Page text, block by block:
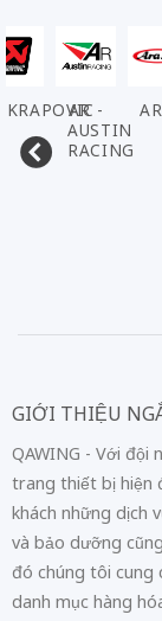
AR -
AUSTIN
RACING
GIỚI THIỆU
QAWING - Với đội
trang thiết bị hiện
khách những dịch
và bảo dưỡng
đó chúng tôi cung
danh mục hàng